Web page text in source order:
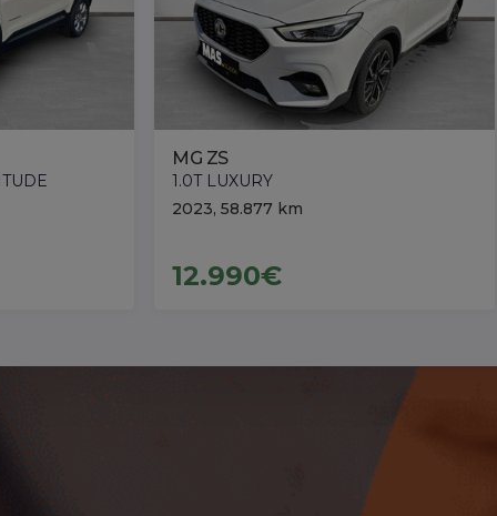
MG ZS
1.0T LUXURY
2023, 58.877 km
12.990€